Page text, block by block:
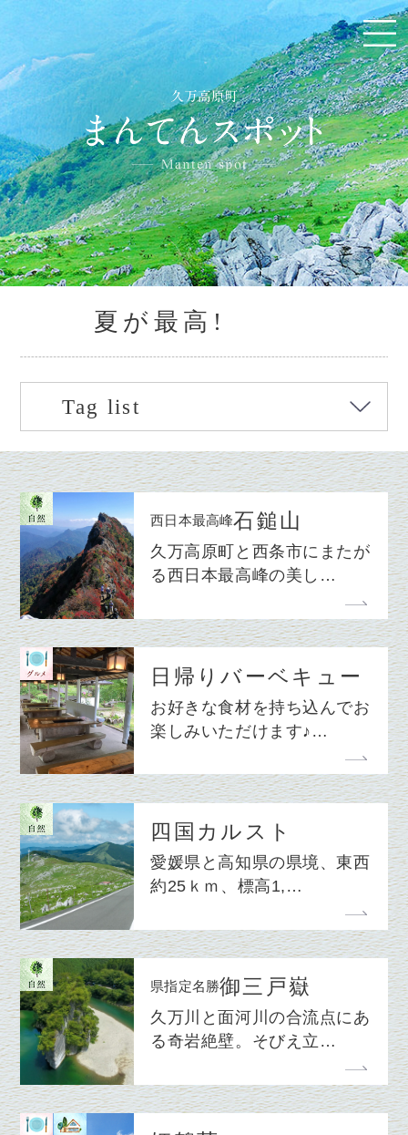
夏が最高!
Tag list
西日本最高峰石鎚山
久万高原町と西条市にまたが
る西日本最高峰の美し…
日帰りバーベキュー
お好きな食材を持ち込んでお
楽しみいただけます♪…
四国カルスト
愛媛県と高知県の県境、東西
約25ｋｍ、標高1,…
県指定名勝御三戸嶽
久万川と面河川の合流点にあ
る奇岩絶壁。そびえ立…